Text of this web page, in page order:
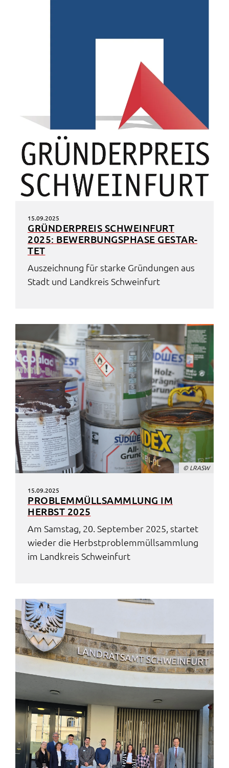
15.09.2025
GRÜN­DER­PREIS SCHWEIN­FURT
2025: BEWER­BUNGS­PHA­SE GESTAR­
TET
Auszeich­nung für star­ke Grün­dun­gen aus
Stadt und Land­kreis Schwein­furt
© LRASW
15.09.2025
PROBLEM­MÜLL­SAMM­LUNG IM
HERBST 2025
Am Sams­tag, 20. Septem­ber 2025, star­tet
wieder die Herbst­pro­blem­müll­samm­lung
im Land­kreis Schwein­furt